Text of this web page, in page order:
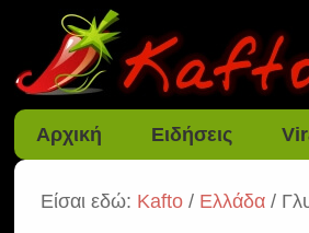
Αρχική Ειδήσεις
Είσαι εδώ: Kafto / Ελλάδα /